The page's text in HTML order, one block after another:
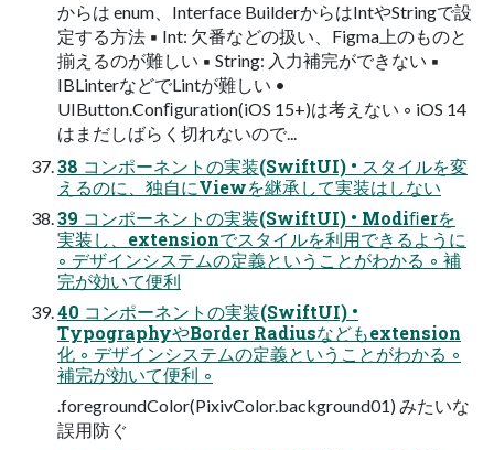
からは enum、Interface BuilderからはIntやStringで設
定する方法 ▪ Int: 欠番などの扱い、Figma上のものと
揃えるのが難しい ▪ String: 入力補完ができない ▪
IBLinterなどでLintが難しい •
UIButton.Conﬁguration(iOS 15+)は考えない ◦ iOS 14
はまだしばらく切れないので...
38 コンポーネントの実装(SwiftUI) • スタイルを変
えるのに、独自にViewを継承して実装はしない
39 コンポーネントの実装(SwiftUI) • Modiﬁerを
実装し、extensionでスタイルを利用できるように
◦ デザインシステムの定義ということがわかる ◦ 補
完が効いて便利
40 コンポーネントの実装(SwiftUI) •
TypographyやBorder Radiusなどもextension
化 ◦ デザインシステムの定義ということがわかる ◦
補完が効いて便利 ◦
.foregroundColor(PixivColor.background01) みたいな
誤用防ぐ